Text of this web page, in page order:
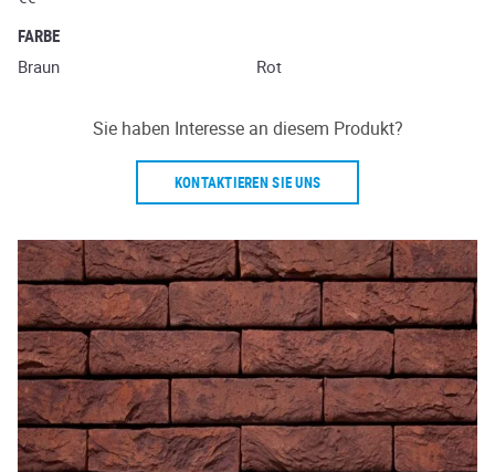
FARBE
Braun
Rot
Sie haben Interesse an diesem Produkt?
KONTAKTIEREN SIE UNS